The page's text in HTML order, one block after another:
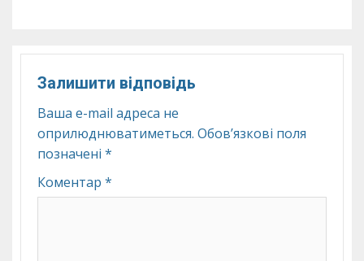
Залишити відповідь
Ваша e-mail адреса не
оприлюднюватиметься. Обов’язкові поля
позначені *
Коментар *